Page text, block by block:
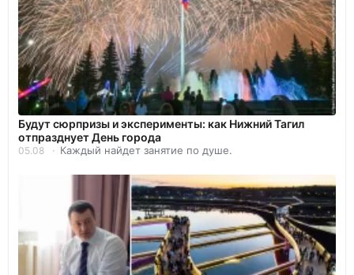
Будут сюрпризы и эксперименты: как Нижний Тагил
отпразднует День города
05.08 Каждый найдет занятие по душе.